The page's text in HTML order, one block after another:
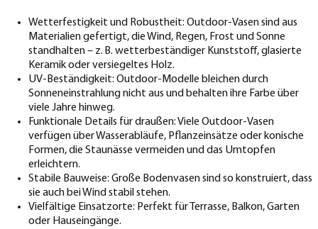
Wetterfestigkeit und Robustheit: Outdoor-Vasen sind aus
Materialien gefertigt, die Wind, Regen, Frost und Sonne
standhalten – z. B. wetterbeständiger Kunststoff, glasierte
Keramik oder versiegeltes Holz.
UV-Beständigkeit: Outdoor-Modelle bleichen durch
Sonneneinstrahlung nicht aus und behalten ihre Farbe über
viele Jahre hinweg.
Funktionale Details für draußen: Viele Outdoor-Vasen
verfügen über Wasserabläufe, Pflanzeinsätze oder konische
Formen, die Staunässe vermeiden und das Umtopfen
erleichtern.
Stabile Bauweise: Große Bodenvasen sind so konstruiert, dass
sie auch bei Wind stabil stehen.
Vielfältige Einsatzorte: Perfekt für Terrasse, Balkon, Garten
oder Hauseingänge.